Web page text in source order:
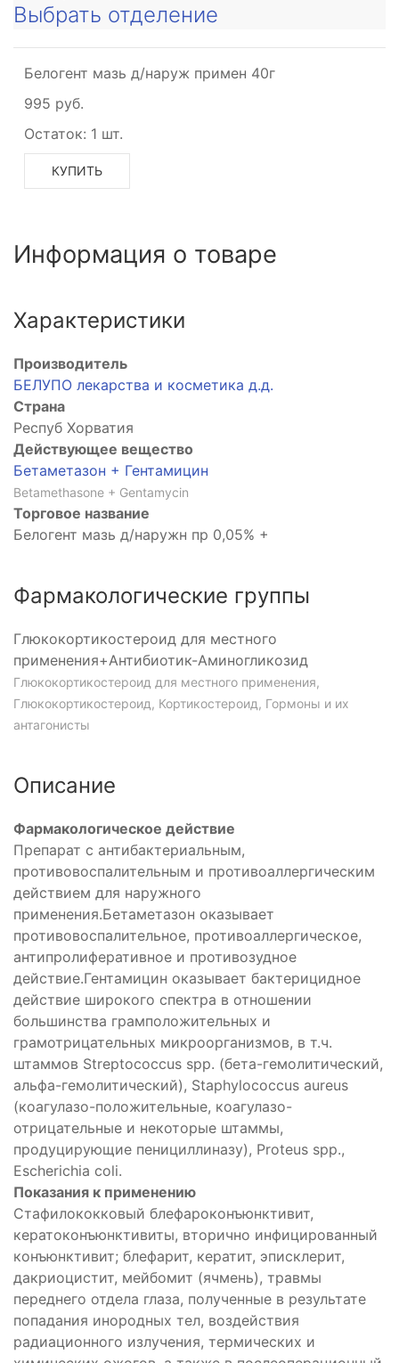
Выбрать отделение
Белогент мазь д/наруж примен 40г
995 руб.
Остаток: 1 шт.
КУПИТЬ
Информация о товаре
Характеристики
Производитель
БЕЛУПО лекарства и косметика д.д.
Страна
Респуб Хорватия
Действующее вещество
Бетаметазон + Гентамицин
Betamethasone + Gentamycin
Торговое название
Белогент мазь д/наружн пр 0,05% +
Фармакологические группы
Глюкокортикостероид для местного
применения+Антибиотик-Аминогликозид
Глюкокортикостероид для местного применения,
Глюкокортикостероид, Кортикостероид, Гормоны и их
антагонисты
Описание
Фармакологическое действие
Препарат с антибактериальным,
противовоспалительным и противоаллергическим
действием для наружного
применения.Бетаметазон оказывает
противовоспалительное, противоаллергическое,
антипролиферативное и противозудное
действие.Гентамицин оказывает бактерицидное
действие широкого спектра в отношении
большинства грамположительных и
грамотрицательных микроорганизмов, в т.ч.
штаммов Streptococcus spp. (бета-гемолитический,
альфа-гемолитический), Staphylococcus aureus
(коагулазо-положительные, коагулазо-
отрицательные и некоторые штаммы,
продуцирующие пенициллиназу), Proteus spp.,
Escherichia coli.
Показания к применению
Стафилококковый блефароконъюнктивит,
кератоконъюнктивиты, вторично инфицированный
конъюнктивит; блефарит, кератит, эписклерит,
дакриоцистит, мейбомит (ячмень), травмы
переднего отдела глаза, полученные в результате
попадания инородных тел, воздействия
радиационного излучения, термических и